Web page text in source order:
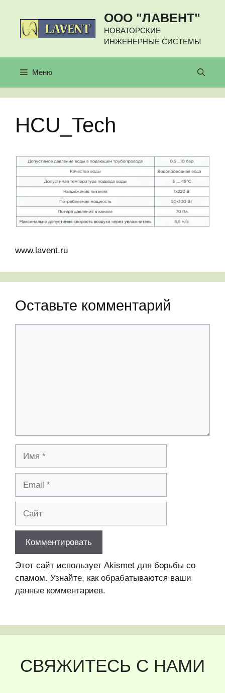
содержимому
ООО "ЛАВЕНТ"
НОВАТОРСКИЕ
ИНЖЕНЕРНЫЕ СИСТЕМЫ
Меню
HCU_Tech
www.lavent.ru
Оставьте комментарий
Этот сайт использует Akismet для борьбы со
спамом. Узнайте, как обрабатываются ваши
данные комментариев.
СВЯЖИТЕСЬ С НАМИ